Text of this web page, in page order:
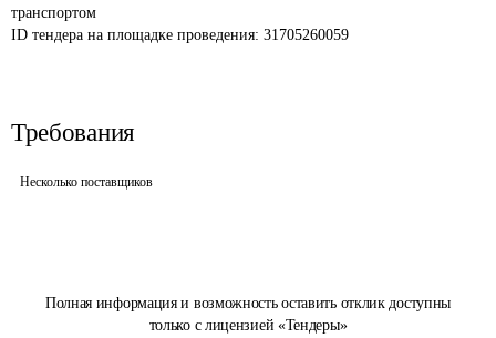
Полная информация и возможность оставить отклик доступны
только с лицензией «Тендеры»
транспортом
ID тендера на площадке проведения: 31705260059
Требования
Несколько поставщиков